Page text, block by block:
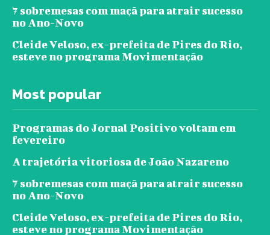
7 sobremesas com maçã para atrair sucesso
no Ano-Novo
Cleide Veloso, ex-prefeita de Pires do Rio,
esteve no programa Movimentação
Most popular
Programas do Jornal Positivo voltam em
fevereiro
A trajetória vitoriosa de João Nazareno
7 sobremesas com maçã para atrair sucesso
no Ano-Novo
Cleide Veloso, ex-prefeita de Pires do Rio,
esteve no programa Movimentação